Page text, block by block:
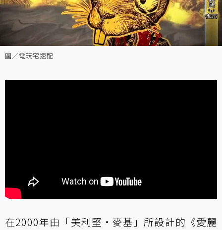
圖／電玩宅速配
在2000年由「美利堅·麥基」所設計的《愛麗